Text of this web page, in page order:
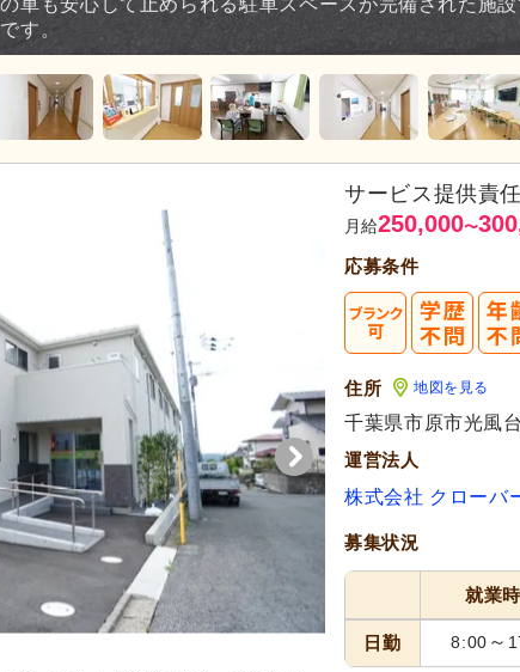
車も安心して止められる駐車スペースが完備された施
す。
サービス提供責
月給250,000〜
応募条件
住所 地図を見る
千葉県市原市光風
運営法人
株式会社 クローバ
募集状況
就業
日勤 8:00 ～